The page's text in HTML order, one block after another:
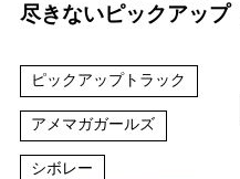
尽きないピックアップ
ピックアップトラック
アメマガガールズ
シボレー